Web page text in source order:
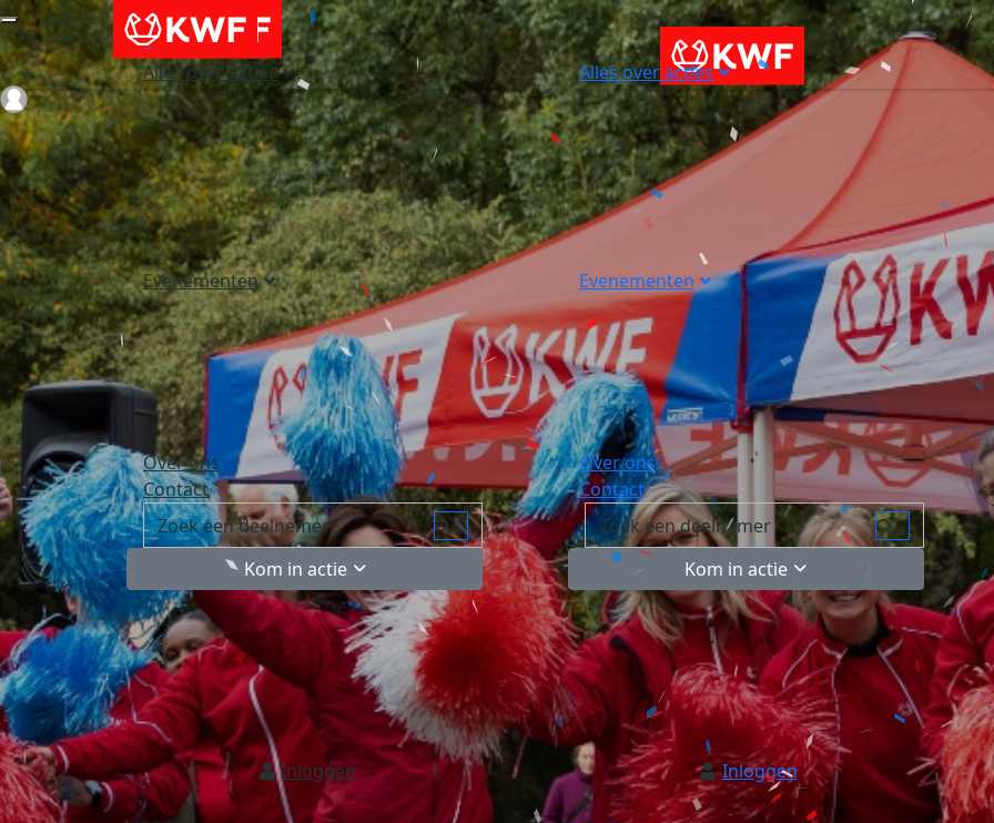
Alles over acties
Evenementen
Over ons
Contact
Kom in actie
Inloggen
Alles over acties
Evenementen
Over ons
Contact
Kom in actie
Inloggen
Login